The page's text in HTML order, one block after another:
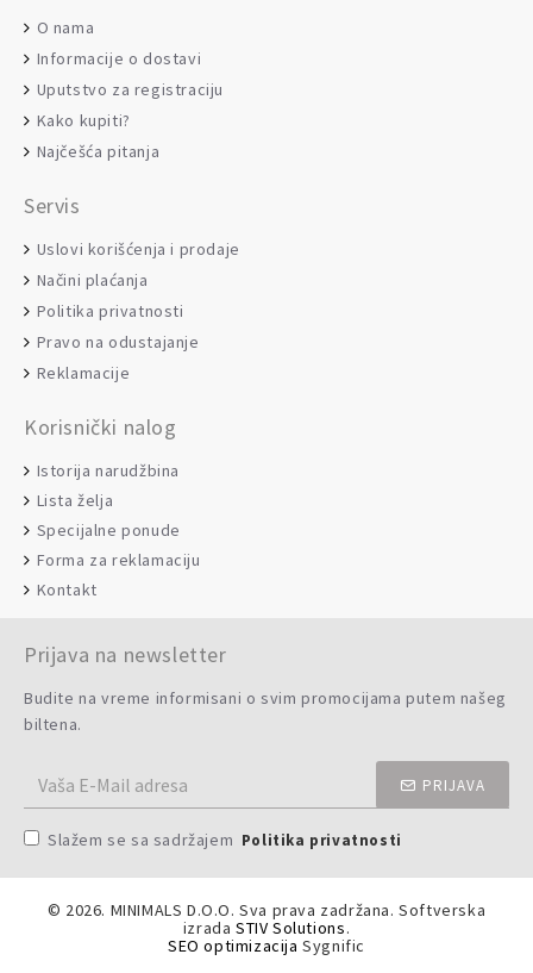
O nama
Informacije o dostavi
Uputstvo za registraciju
Kako kupiti?
Najčešća pitanja
Servis
Uslovi korišćenja i prodaje
Načini plaćanja
Politika privatnosti
Pravo na odustajanje
Reklamacije
Korisnički nalog
Istorija narudžbina
Lista želja
Specijalne ponude
Forma za reklamaciju
Kontakt
Prijava na newsletter
Budite na vreme informisani o svim promocijama putem našeg
biltena.
PRIJAVA
Slažem se sa sadržajem Politika privatnosti
© 2026. MINIMALS D.O.O. Sva prava zadržana. Softverska
izradaSTIV Solutions.
SEO optimizacija Sygnific